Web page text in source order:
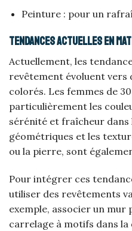
Peinture : pour un
Tendances actuelles en
Actuellement, les
revêtement évoluent vers
colorés. Les femmes de
particulièrement les
sérénité et fraîcheur
géométriques et les
ou la pierre, sont
Pour intégrer ces
utiliser des revêtements
exemple, associer un mur
carrelage à motifs dans